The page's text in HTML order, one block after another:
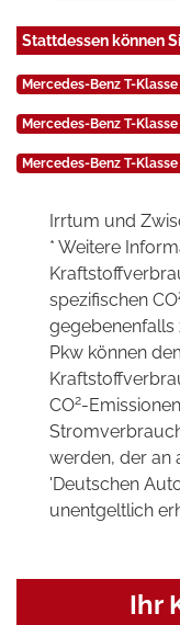
Stattdessen können
Mercedes-Benz T-
Mercedes-Benz T-
Mercedes-Benz T-
Irrtum und
* Weitere
spezifischen CO
Pkw können
CO2-
werden, der an
'Deutschen
unentgeltlich
Ihr